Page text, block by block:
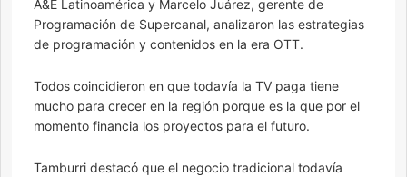
A&E Latinoamérica y Marcelo Juárez, gerente de
Programación de Supercanal, analizaron las estrategias
de programación y contenidos en la era OTT.
Todos coincidieron en que todavía la TV paga tiene
mucho para crecer en la región porque es la que por el
momento financia los proyectos para el futuro.
Tamburri destacó que el negocio tradicional todavía